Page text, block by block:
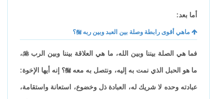
أما بعد:
ماهي أقوى رابطة وصلة بين العبد وبين ربه؟
فما هي الصلة بيننا وبين الله، ما هي العلاقة بيننا وبين الرب،
ما هو الحبل الذي نمت به إليه، ونتصل به معه؟ إنه أيها الإخوة:
عبادته وحده لا شريك له، العبادة ذل وخضوع، استعانة واستقامة،